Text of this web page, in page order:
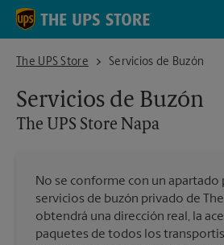
Skip to content
Return to Nav
The UPS Store
The UPS Store NapaServicios de Buzón
Servicios de Buzón
The UPS Store Napa
No se conforme con un apartado
servicios de buzón privado de The
obtendrá una dirección real, la
paquetes de todos los